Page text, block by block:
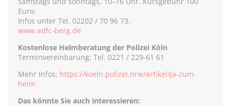
Euro.
Infos unter Tel. 02202 / 70 96 73.
www.adfc-berg.de
Kostenlose Helmberatung der Polizei Köln
Terminvereinbarung: Tel. 0221 / 229-61 61
Mehr Infos: https://koeln.polizei.nrw/artikel/ja-zum-
helm
Das könnte Sie auch interessieren: